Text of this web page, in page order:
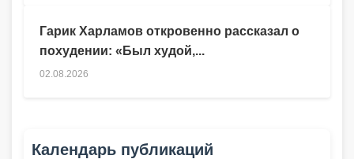
Гарик Харламов откровенно рассказал о
похудении: «Был худой,...
02.08.2026
Календарь публикаций